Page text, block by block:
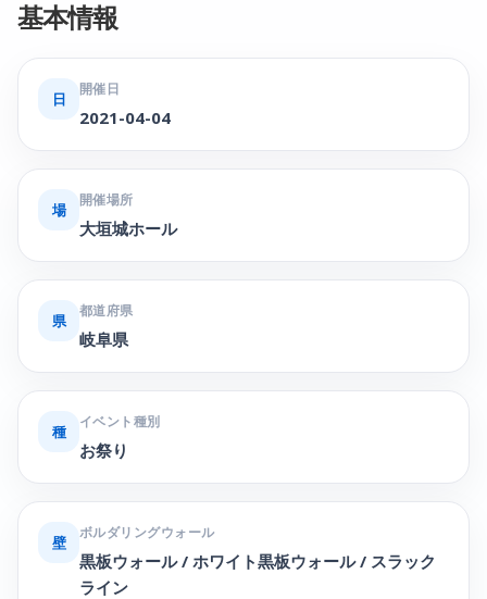
基本情報
日
開催日
2021-04-04
場
開催場所
大垣城ホール
県
都道府県
岐阜県
種
イベント種別
お祭り
壁
ボルダリングウォール
黒板ウォール / ホワイト黒板ウォール / スラック
ライン